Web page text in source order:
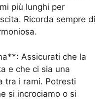
più lunghi per
Ricorda sempre di
Assicurati che la
e che ci sia una
tra i rami. Potresti
si incrociamo o si